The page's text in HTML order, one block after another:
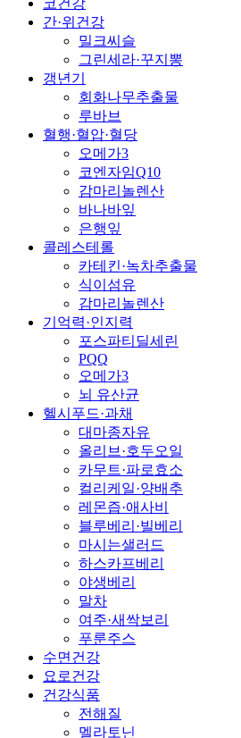
코건강
간·위건강
밀크씨슬
그린세라·꾸지뽕
갱년기
회화나무추출물
루바브
혈행·혈압·혈당
오메가3
코엔자임Q10
감마리놀렌산
바나바잎
은행잎
콜레스테롤
카테킨·녹차추출물
식이섬유
감마리놀렌산
기억력·인지력
포스파티딜세린
PQQ
오메가3
뇌 유산균
헬시푸드·과채
대마종자유
올리브·호두오일
카무트·파로효소
컬리케일·양배추
레몬즙·애사비
블루베리·빌베리
마시는샐러드
하스카프베리
야생베리
말차
여주·새싹보리
푸룬주스
수면건강
요로건강
건강식품
전해질
멜라토닌